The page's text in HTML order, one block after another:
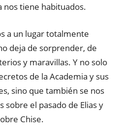
nos tiene habituados.
a un lugar totalmente
deja de sorprender, de
y maravillas. Y no solo
de la Academia y sus
sino que también se nos
sobre el pasado de Elias y
Chise.